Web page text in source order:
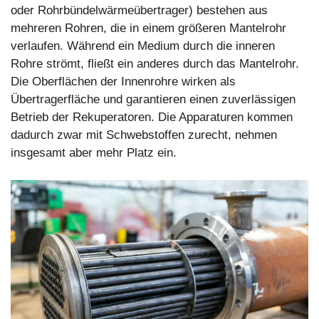
oder Rohrbündelwärmeübertrager) bestehen aus
mehreren Rohren, die in einem größeren Mantelrohr
verlaufen. Während ein Medium durch die inneren
Rohre strömt, fließt ein anderes durch das Mantelrohr.
Die Oberflächen der Innenrohre wirken als
Übertragerfläche und garantieren einen zuverlässigen
Betrieb der Rekuperatoren. Die Apparaturen kommen
dadurch zwar mit Schwebstoffen zurecht, nehmen
insgesamt aber mehr Platz ein.